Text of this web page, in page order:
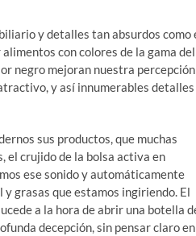
y detalles tan absurdos como
con colores de la gama del
negro mejoran nuestra percepción
y así innumerables detalles
sus productos, que muchas
el crujido de la bolsa activa en
ese sonido y automáticamente
grasas que estamos ingiriendo. El
a la hora de abrir una botella
decepción, sin pensar claro en